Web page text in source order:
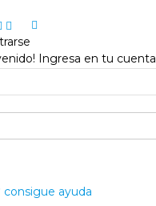
Ingresa en tu cuenta
consigue ayuda